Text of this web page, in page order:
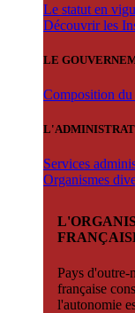
Le statut en
Découvrir les
LE
Composition du
Services
Organismes
Pays d'outre-
française
l'autonomie